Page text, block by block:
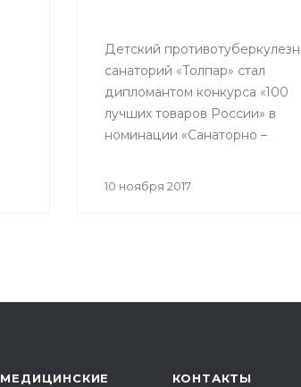
Детский
санаторий «Толпар» стал
дипломантом конкурса «100
лучших товаров России» в
номинации «Санаторно –
10 ноября 2017
МЕДИЦИНСКИЕ
КОНТАКТЫ